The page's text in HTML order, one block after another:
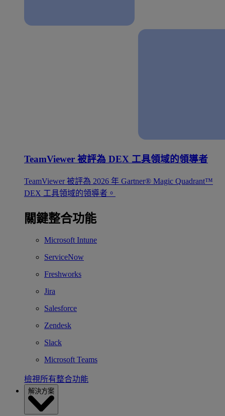
TeamViewer 被評為 DEX 工具領域的領導者
TeamViewer 被評為 2026 年 Gartner® Magic Quadrant™
DEX 工具領域的領導者。
關鍵整合功能
Microsoft Intune
ServiceNow
Freshworks
Jira
Salesforce
Zendesk
Slack
Microsoft Teams
檢視所有整合功能
解決方案